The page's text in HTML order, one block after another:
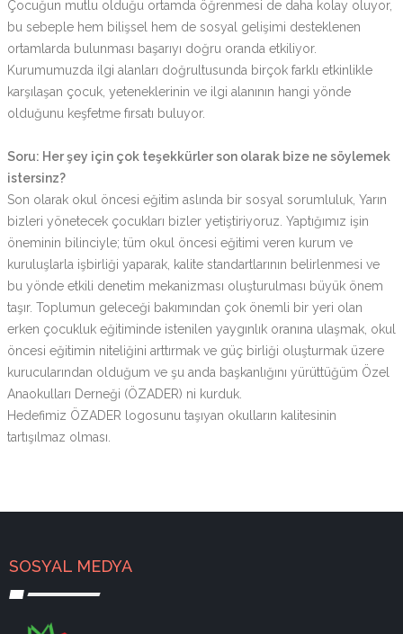
Çocuğun mutlu olduğu ortamda öğrenmesi de daha kolay oluyor,
bu sebeple hem bilişsel hem de sosyal gelişimi desteklenen
ortamlarda bulunması başarıyı doğru oranda etkiliyor.
Kurumumuzda ilgi alanları doğrultusunda birçok farklı etkinlikle
karşılaşan çocuk, yeteneklerinin ve ilgi alanının hangi yönde
olduğunu keşfetme fırsatı buluyor.
Soru: Her şey için çok teşekkürler son olarak bize ne söylemek
istersinz?
Son olarak okul öncesi eğitim aslında bir sosyal sorumluluk, Yarın
bizleri yönetecek çocukları bizler yetiştiriyoruz. Yaptığımız işin
öneminin bilinciyle; tüm okul öncesi eğitimi veren kurum ve
kuruluşlarla işbirliği yaparak, kalite standartlarının belirlenmesi ve
bu yönde etkili denetim mekanizması oluşturulması büyük önem
taşır. Toplumun geleceği bakımından çok önemli bir yeri olan
erken çocukluk eğitiminde istenilen yaygınlık oranına ulaşmak, okul
öncesi eğitimin niteliğini arttırmak ve güç birliği oluşturmak üzere
kurucularından olduğum ve şu anda başkanlığını yürüttüğüm Özel
Anaokulları Derneği (ÖZADER) ni kurduk.
Hedefimiz ÖZADER logosunu taşıyan okulların kalitesinin
tartışılmaz olması.
SOSYAL MEDYA